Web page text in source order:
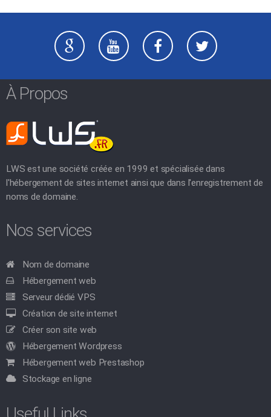
À Propos
LWS est une société créée en 1999 et spécialisée dans
l'hébergement de sites internet ainsi que dans l'enregistrement de
noms de domaine.
Nos services
Nom de domaine
Hébergement web
Serveur dédié VPS
Création de site internet
Créer son site web
Hébergement Wordpress
Hébergement web Prestashop
Stockage en ligne